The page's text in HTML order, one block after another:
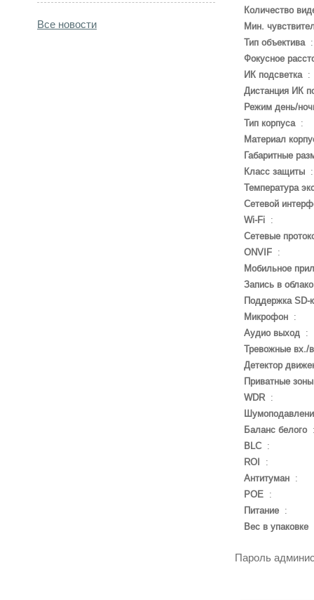
Количество
Мин.
Тип объектива
Фокусное
ИК подсветка:
Дистанция ИК
Режим день/
Тип корпуса:
Материал
Габаритные
Класс защиты
Температура
Сетевой
Wi-Fi :
Сетевые
ONVIF :
Мобильное
Запись в облако
Поддержка SD-
Микрофон :
Аудио выход :
Тревожные вх./
Детектор
Приватные зоны
WDR:
Баланс белого
BLC:
ROI
:
Антитуман :
POE :
Питание :
Вес в упаковке
Пароль
Все новости